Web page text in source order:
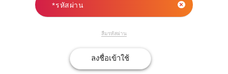
รหัสผ่าน
ลืมรหัสผ่าน
ลงชื่อเข้าใช้